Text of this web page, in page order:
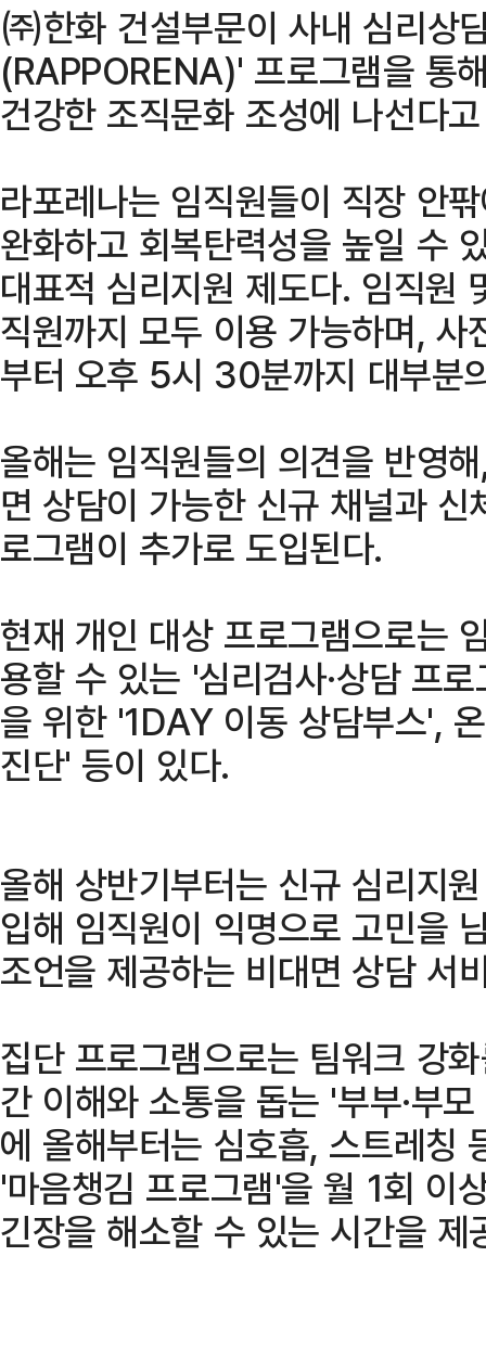
㈜한화 건설부문이 사내 심리상
(RAPPORENA)' 프로그램을 통
건강한 조직문화 조성에 나선다
라포레나는 임직원들이 직장 안
완화하고 회복탄력성을 높일 수
대표적 심리지원 제도다. 임직원
직원까지 모두 이용 가능하며,
부터 오후 5시 30분까지 대부분
올해는 임직원들의 의견을 반영
면 상담이 가능한 신규 채널과
로그램이 추가로 도입된다.
현재 개인 대상 프로그램으로는
용할 수 있는 '심리검사·상담 프
을 위한 '1DAY 이동 상담부스',
진단' 등이 있다.
올해 상반기부터는 신규 심리지
입해 임직원이 익명으로 고민을
조언을 제공하는 비대면 상담 서
집단 프로그램으로는 팀워크 강
간 이해와 소통을 돕는 '부부·부
에 올해부터는 심호흡, 스트레칭
'마음챙김 프로그램'을 월 1회 이
긴장을 해소할 수 있는 시간을 제